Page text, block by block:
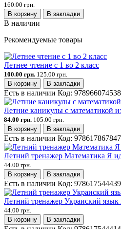
160.00 грн.
В корзину
В закладки
В наличии
Рекомендуемые товары
Летнее чтение с 1 во 2 класс
100.00 грн. 125.00 грн.
В корзину
В закладки
Есть в наличии Код:
Летние каникулы с математикой
84.00 грн. 105.00 грн.
В корзину
В закладки
Есть в наличии Код:
Летний тренажер Математика Я
44.00 грн.
В корзину
В закладки
Есть в наличии Код:
Летний тренажер Украиский язык
44.00 грн.
В корзину
В закладки